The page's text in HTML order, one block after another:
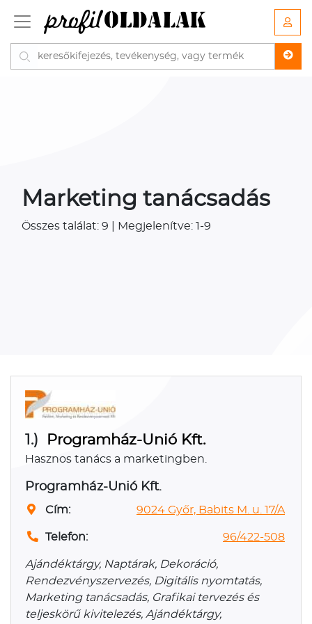
Marketing tanácsadás
Összes találat: 9 | Megjelenítve: 1-9
1.) Programház-Unió Kft.
Hasznos tanács a marketingben.
Programház-Unió Kft.
Cím: 9024 Győr, Babits M. u. 17/A
Telefon: 96/422-508
Ajándéktárgy, Naptárak, Dekoráció,
Rendezvényszervezés, Digitális nyomtatás,
Marketing tanácsadás, Grafikai tervezés és
teljeskörű kivitelezés, Ajándéktárgy,